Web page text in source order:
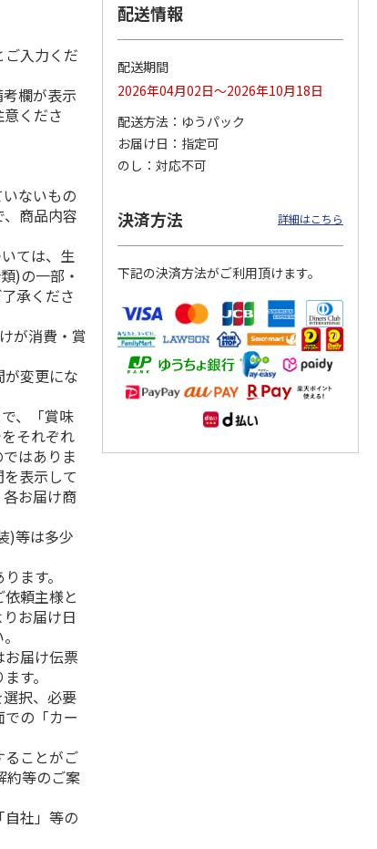
＜お中元＞ななこ
金澤小町 KMC-15Ｒ
4.8
（4）
2,380円
(送料・税込)
入力くだ
欄が表示
くださ
ないもの
商品内容
ては、生
)の一部・
承くださ
が消費・賞
変更にな
、「賞味
それぞれ
はありま
表示して
お届け商
)等は多少
ます。
頼主様と
お届け日
届け伝票
す。
択、必要
の「カー
ことがご
約等のご案
社」等の
配送情報
配送期間
2026年04月02日～2026年10月18日
配送方法
ゆうパック
お届け日
指定可
のし
対応不可
決済方法 詳細はこちら
下記の決済方法がご利用頂けます。